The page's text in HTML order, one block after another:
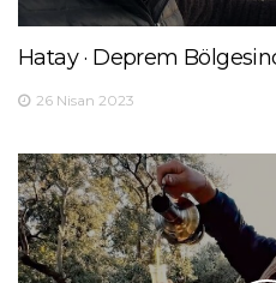
Hatay · Deprem
26 Nisan 2023